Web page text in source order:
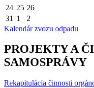
24 25 26
31 1 2
Kalendár zvozu odpadu
PROJEKTY A
SAMOSPRÁVY
Rekapitulácia činnosti